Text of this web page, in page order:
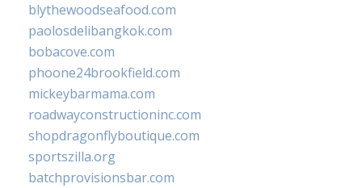
blythewoodseafood.com
paolosdelibangkok.com
bobacove.com
phoone24brookfield.com
mickeybarmama.com
roadwayconstructioninc.com
shopdragonflyboutique.com
sportszilla.org
batchprovisionsbar.com